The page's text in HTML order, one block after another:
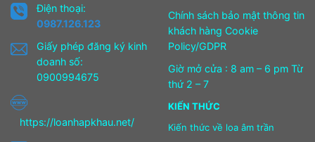
Điện thoại:
0987.126.123
Giấy phép đăng ký kinh
doanh số:
0900994675
https://loanhapkhau.net/
Chính sách bảo mật thông tin
khách hàng Cookie
Policy/GDPR
Giờ mở cửa : 8 am – 6 pm Từ
thứ 2 – 7
KIẾN THỨC
Kiến thức về loa âm trần